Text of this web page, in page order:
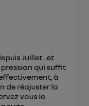
Juillet...et
qui suffit
à
de réajuster la
vous le